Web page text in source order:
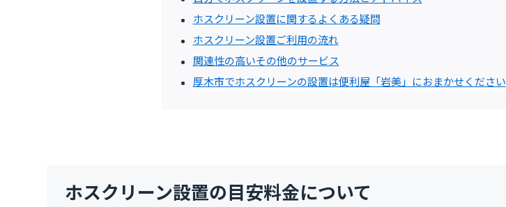
ホスクリーン設置に関するよくある疑問
ホスクリーン設置ご利用の流れ
関連性の高いその他のサービス
厚木市でホスクリーンの設置は便利屋「岩美」におまかせください
ホスクリーン設置の目安料金について